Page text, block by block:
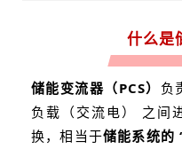
什么是
储能变流器（PCS） 负
负载（交流电） 之间
换，相当于储能系统的